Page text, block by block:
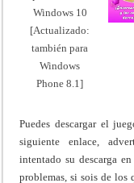
Puedes descargar el
siguiente enlace,
intentado su descarga
problemas, si sois de los